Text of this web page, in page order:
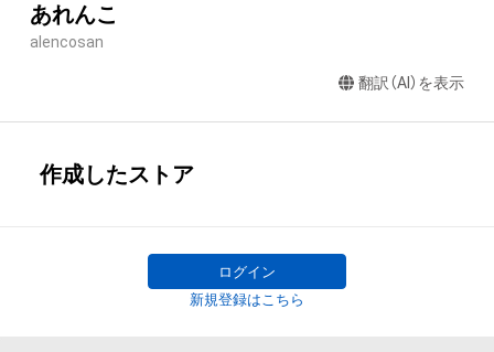
あれんこ
alencosan
翻訳（AI）を表示
作成したストア
ログイン
新規登録はこちら